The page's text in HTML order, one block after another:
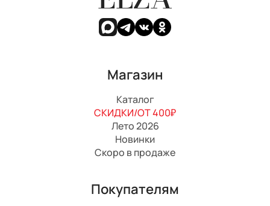
Магазин
Каталог
СКИДКИ/ОТ 400₽
Лето 2026
Новинки
Скоро в продаже
Покупателям